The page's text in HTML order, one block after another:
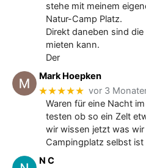
stehe mit meinem
Natur-Camp Platz.
Direkt daneben sind
mieten kann.
Der
Mark Hoepken
★★★★★ vor 3
Waren für eine Nacht
testen ob so ein Zelt
wir wissen jetzt was
Campingplatz selbst ist
N C